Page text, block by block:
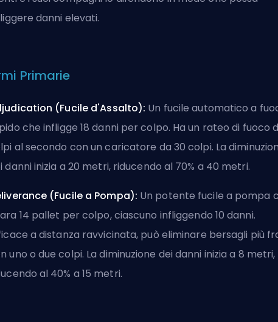
danni elevati.
Primarie
(Fucile d'Assalto): Un fucile automatico a
che infligge 18 danni per colpo. Ha un rateo di fuoco
al secondo con un caricatore da 30 colpi. La
danni inizia a 20 metri, riducendo al 70% a 40 metri.
(Fucile a Pompa): Un potente fucile a pompa
14 pallet per colpo, ciascuno infliggendo 10 danni.
a distanza ravvicinata, può eliminare bersagli più
uno o due colpi. La diminuzione dei danni inizia a 8 metri,
al 40% a 15 metri.